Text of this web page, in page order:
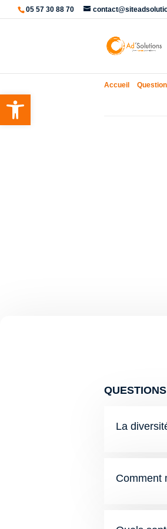
Ouvrir la barre d’outils
05 57 30 88 70
Accueil
La
Comment